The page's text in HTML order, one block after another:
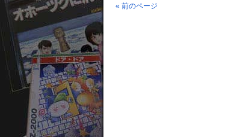
« 前のページ